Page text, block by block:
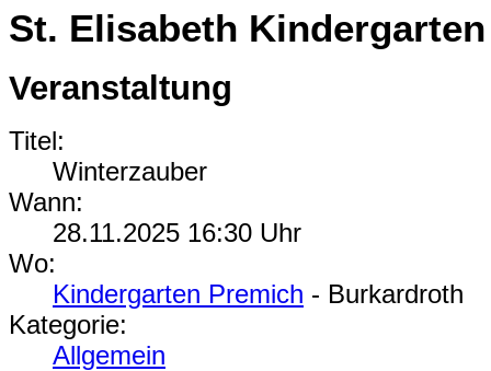
St. Elisabeth
Veranstaltung
Titel:
Winterzauber
Wann:
28.11.2025 16:30 Uhr
Wo:
Kindergarten Premich - Burkardroth
Kategorie:
Allgemein